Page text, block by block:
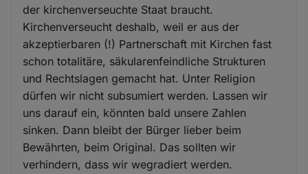
der kirchenverseuchte Staat braucht.
Kirchenverseucht deshalb, weil er aus der
akzeptierbaren (!) Partnerschaft mit Kirchen fast
schon totalitäre, säkularenfeindliche Strukturen
und Rechtslagen gemacht hat. Unter Religion
dürfen wir nicht subsumiert werden. Lassen wir
uns darauf ein, könnten bald unsere Zahlen
sinken. Dann bleibt der Bürger lieber beim
Bewährten, beim Original. Das sollten wir
verhindern, dass wir wegradiert werden.